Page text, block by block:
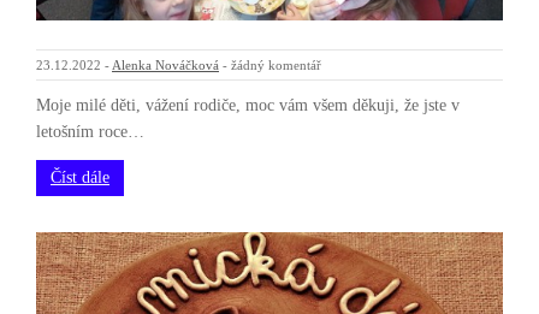
23.12.2022 - Alenka Nováčková - žádný komentář
Moje milé děti, vážení rodiče, moc vám všem děkuji, že jste v
letošním roce…
Číst dále